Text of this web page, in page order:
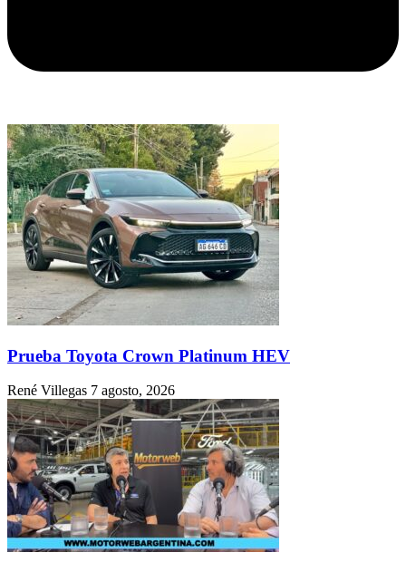
Prueba Toyota Crown Platinum HEV
René Villegas 7 agosto, 2026